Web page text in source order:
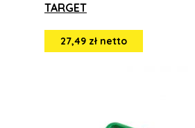
TARGET
27,49 zł netto